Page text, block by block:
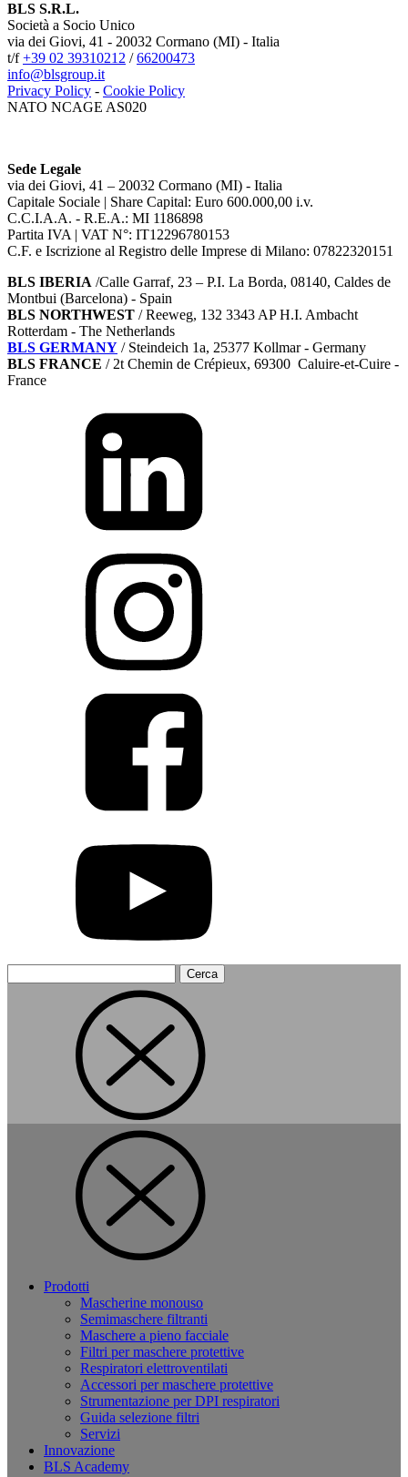
BLS S.R.L.
Società a Socio Unico
via dei Giovi, 41 - 20032 Cormano (MI) - Italia
t/f+39 02 39310212 /66200473
info@blsgroup.it
Privacy Policy - Cookie Policy
NATO NCAGE AS020
Sede Legale
via dei Giovi, 41 – 20032 Cormano (MI) - Italia
Capitale Sociale | Share Capital: Euro 600.000,00 i.v.
C.C.I.A.A. - R.E.A.: MI 1186898
Partita IVA | VAT N°: IT12296780153
C.F. e Iscrizione al Registro delle Imprese di Milano: 07822320151
BLS IBERIA /Calle Garraf, 23 – P.I. La Borda, 08140, Caldes de
Montbui (Barcelona) - Spain
BLS NORTHWEST / Reeweg, 132 3343 AP H.I. Ambacht
Rotterdam - The Netherlands
BLS GERMANY / Steindeich 1a, 25377 Kollmar- Germany
BLS FRANCE / 2t Chemin de Crépieux, 69300 Caluire-et-Cuire -
France
per:
Prodotti
Mascherine monouso
Semimaschere filtranti
Maschere a pieno facciale
Filtri per maschere protettive
Respiratori elettroventilati
Accessori per maschere protettive
Strumentazione per DPI respiratori
Guida selezione filtri
Servizi
Innovazione
BLS Academy